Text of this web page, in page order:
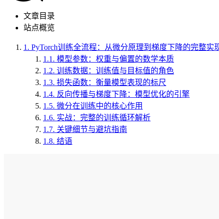
文章目录
站点概览
1. PyTorch训练全流程：从微分原理到梯度下降的完整实
1.1. 模型参数：权重与偏置的数学本质
1.2. 训练数据：训练值与目标值的角色
1.3. 损失函数：衡量模型表现的标尺
1.4. 反向传播与梯度下降：模型优化的引擎
1.5. 微分在训练中的核心作用
1.6. 实战：完整的训练循环解析
1.7. 关键细节与避坑指南
1.8. 结语